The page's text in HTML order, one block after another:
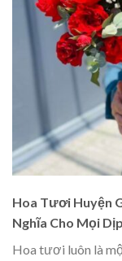
Hoa Tươi Huyện
Nghĩa Cho Mọi Dịp
Hoa tươi luôn là